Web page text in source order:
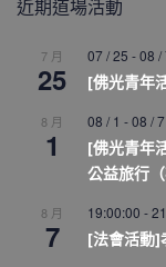
近期道場活動
7 月
25
07 / 25 -08 /
[佛光青年
8 月
1
08 / 1 -08 / 7
[佛光青年
公益旅行（
8 月
7
19:00:00 -
[法會活動]